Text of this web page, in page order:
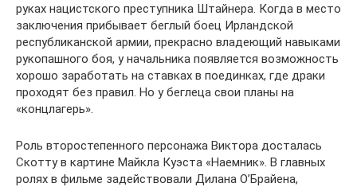
руках нацистского преступника Штайнера. Когда в место
заключения прибывает беглый боец Ирландской
республиканской армии, прекрасно владеющий навыками
рукопашного боя, у начальника появляется возможность
хорошо заработать на ставках в поединках, где драки
проходят без правил. Но у беглеца свои планы на
«концлагерь».
Роль второстепенного персонажа Виктора досталась
Скотту в картине Майкла Куэста «Наемник». В главных
ролях в фильме задействовали Дилана О’Брайена,